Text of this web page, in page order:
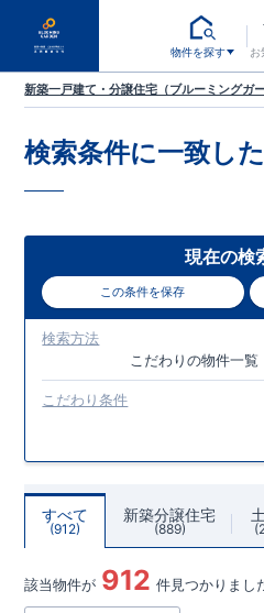
物件を探す お
新築一戸建て・分譲住宅（ブルーミングガ
検索条件に一致し
現在の検
この条件を保存
検索方法
こだわりの物件一覧
こだわり条件
すべて
912
新築分譲住宅
889
該当物件が 912 件見つかりまし